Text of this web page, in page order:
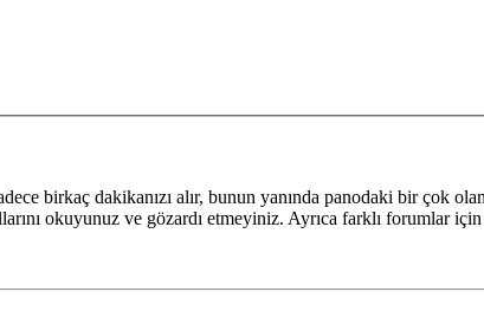
birkaç dakikanızı alır, bunun yanında panodaki bir çok
okuyunuz ve gözardı etmeyiniz. Ayrıca farklı forumlar